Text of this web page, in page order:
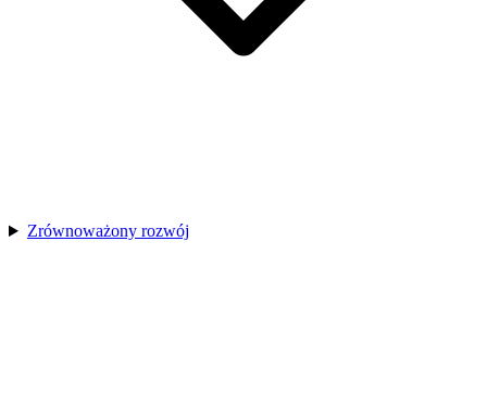
Zrównoważony rozwój